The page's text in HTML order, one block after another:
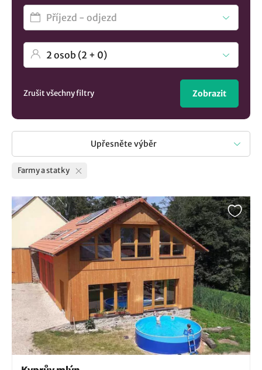
Zrušit všechny filtry Zobrazit
Upřesněte výběr
Farmy a statky